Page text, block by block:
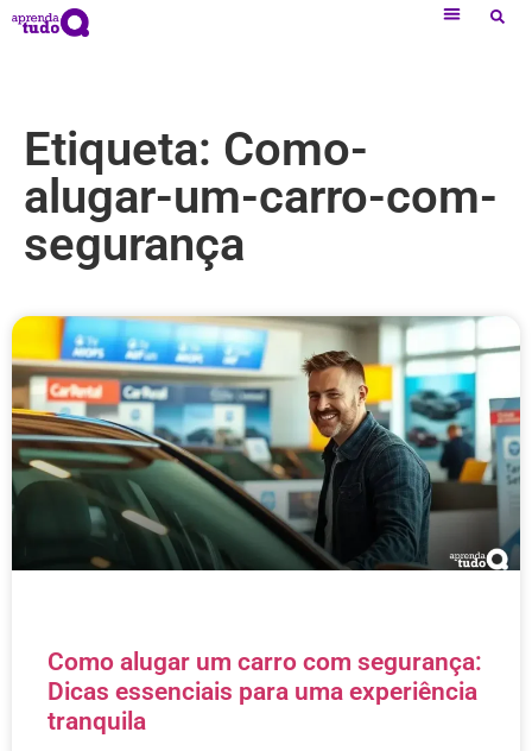
Etiqueta: Como-
alugar-um-carro-com-
segurança
Como alugar um carro com segurança:
Dicas essenciais para uma experiência
tranquila